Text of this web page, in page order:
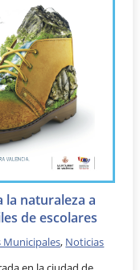
la naturaleza a
de escolares
Municipales, Noticias